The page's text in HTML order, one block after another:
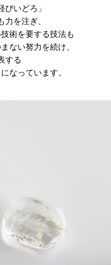
いどろ」
を注ぎ、
術を要する技法も
ない努力を続け、
する
なっています。